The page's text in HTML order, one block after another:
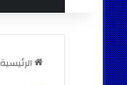
الرئيسية